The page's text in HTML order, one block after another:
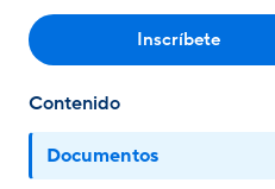
Inscríbete
Contenido
Documentos